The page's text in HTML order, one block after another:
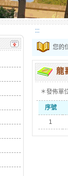
:::
您的
龍
＊發佈單
序號
1